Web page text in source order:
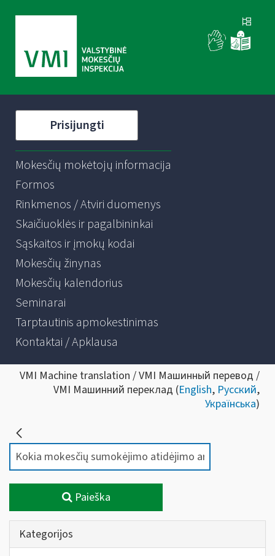
Prisijungti
Mokesčių mokėtojų informacija
Formos
Rinkmenos / Atviri duomenys
Skaičiuoklės ir pagalbininkai
Sąskaitos ir įmokų kodai
Mokesčių žinynas
Mokesčių kalendorius
Seminarai
Tarptautinis apmokestinimas
Kontaktai / Apklausa
VMI Machine translation / VMI Машинный перевод /
VMI Машинний переклад (English, Русский,
Українська)
Paieška
Kategorijos